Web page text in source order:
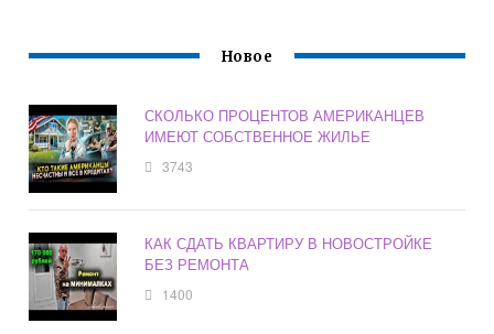
Новое
СКОЛЬКО ПРОЦЕНТОВ АМЕРИКАНЦЕВ
ИМЕЮТ СОБСТВЕННОЕ ЖИЛЬЕ
3743
КАК СДАТЬ КВАРТИРУ В НОВОСТРОЙКЕ
БЕЗ РЕМОНТА
1400